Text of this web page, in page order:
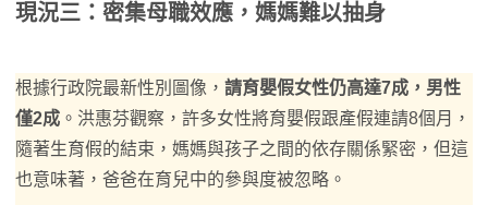
現況三：密集母職效應，媽媽難以抽身
根據行政院最新性別圖像， 請育嬰假女性仍高達7成，男性
僅2成 。洪惠芬觀察，許多女性將育嬰假跟產假連請8個月，
隨著生育假的結束，媽媽與孩子之間的依存關係緊密，但這
也意味著，爸爸在育兒中的參與度被忽略。